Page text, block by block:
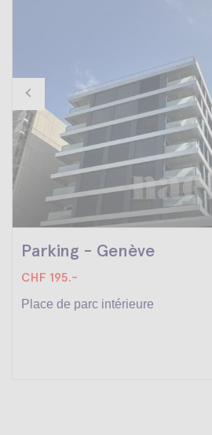
Parking - Genève
CHF 195.-
Place de parc intérieure